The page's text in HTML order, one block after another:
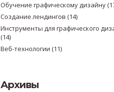
Обучение графическому дизайну
Создание лендингов (14)
Инструменты для графического
(14)
Веб-технологии (11)
Архивы